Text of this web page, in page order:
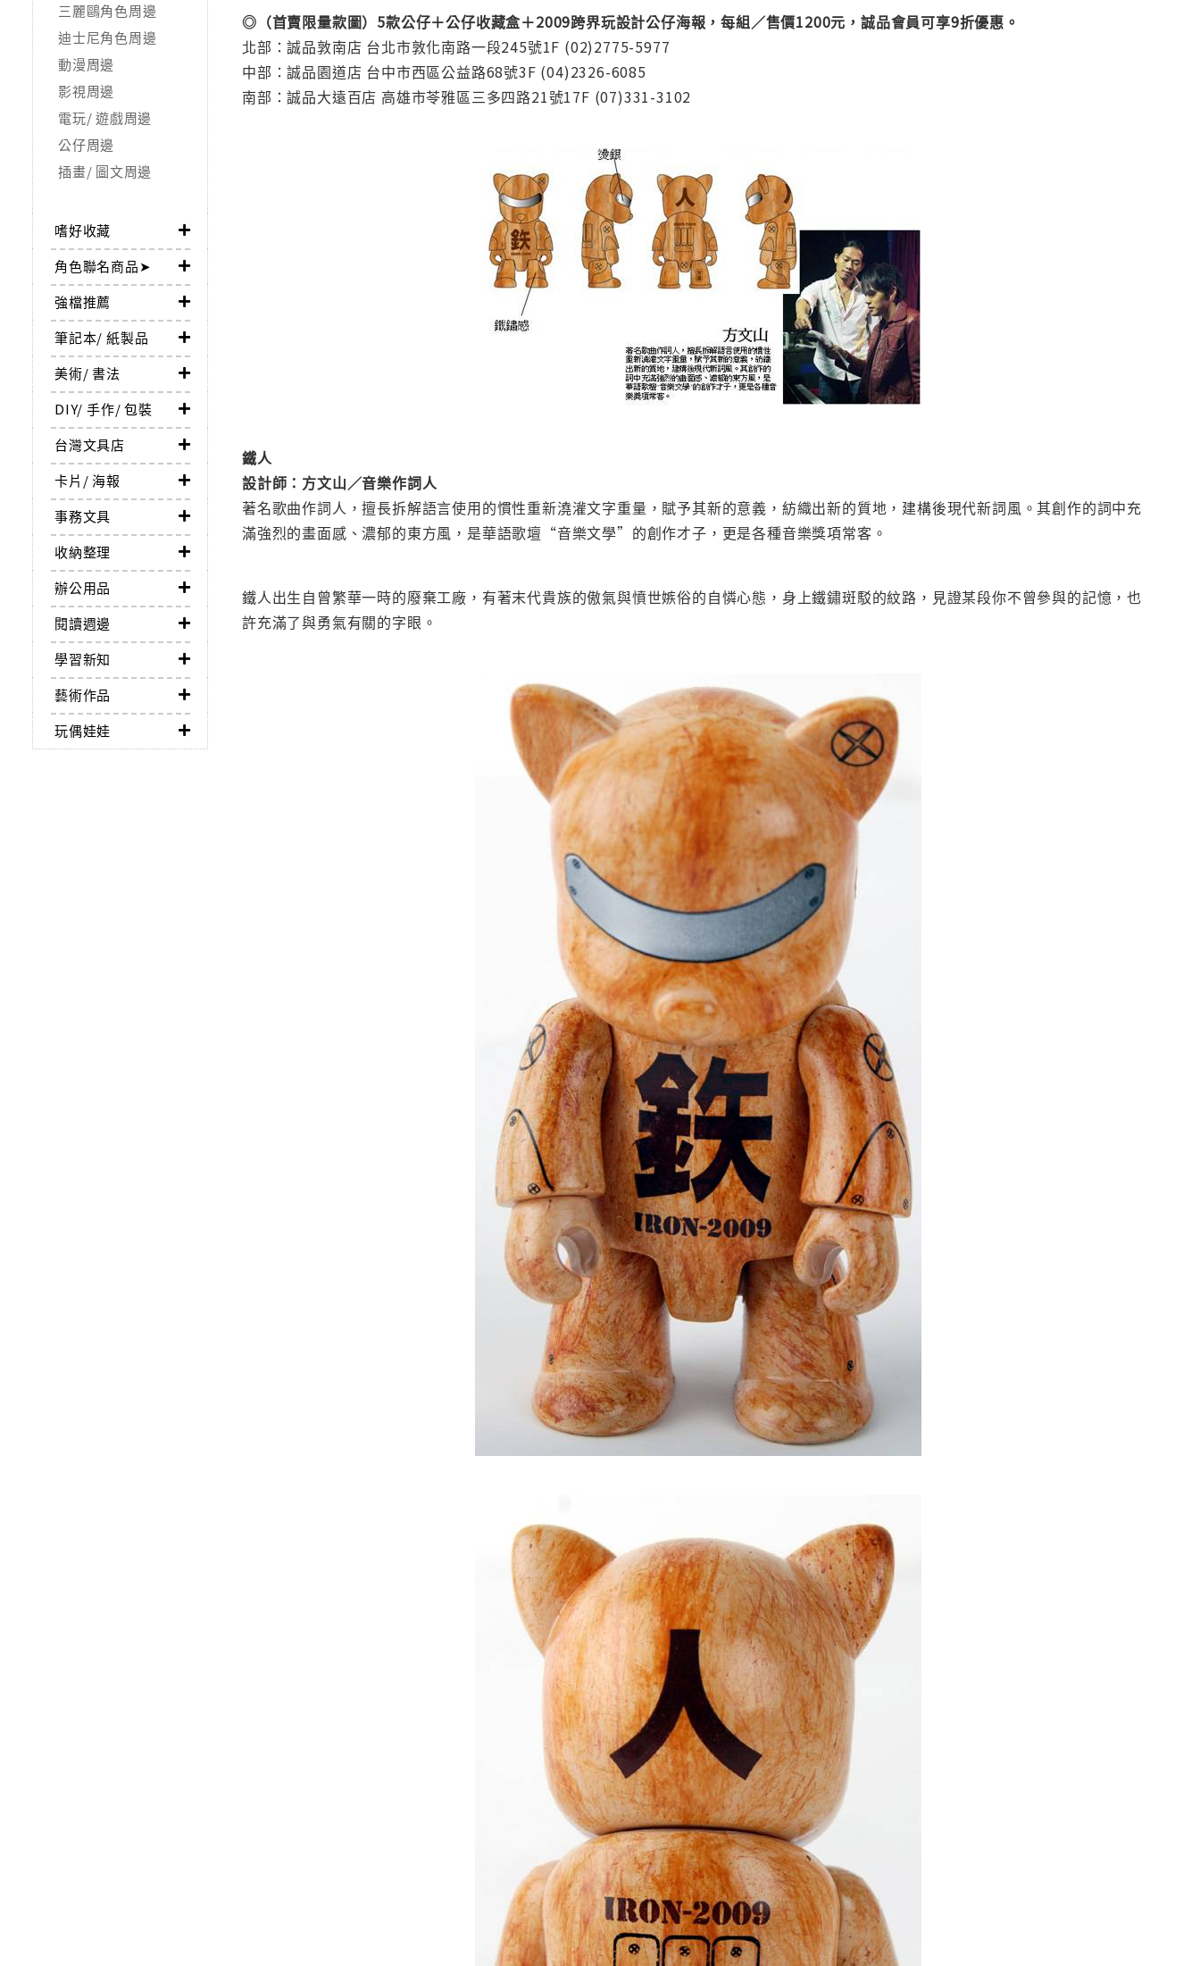
三麗鷗角色周邊
迪士尼角色周邊
動漫周邊
影視周邊
電玩/ 遊戲周邊
公仔周邊
插畫/ 圖文周邊
嗜好收藏
角色聯名商品➤
強檔推薦
筆記本/ 紙製品
美術/ 書法
DIY/ 手作/ 包裝
台灣文具店
卡片/ 海報
事務文具
收納整理
辦公用品
閱讀週邊
學習新知
藝術作品
玩偶娃娃
◎（首賣限量款圖）5款公仔＋公仔收藏盒＋2009跨界玩設計公仔海報，每組／售價1200元，誠品會員可享9折優惠。
北部：誠品敦南店 台北市敦化南路一段245號1F (02)2775-5977
中部：誠品園道店 台中市西區公益路68號3F (04)2326-6085
南部：誠品大遠百店 高雄市苓雅區三多四路21號17F (07)331-3102
鐵人
設計師：方文山／音樂作詞人
著名歌曲作詞人，擅長拆解語言使用的慣性重新澆灌文字重量，賦予其新的意義，紡織出新的質地，建構後現代新詞風。其創作的詞中充
滿強烈的畫面感、濃郁的東方風，是華語歌壇“音樂文學”的創作才子，更是各種音樂獎項常客。
鐵人出生自曾繁華一時的廢棄工廠，有著末代貴族的傲氣與憤世嫉俗的自憐心態，身上鐵鏽斑駁的紋路，見證某段你不曾參與的記憶，也
許充滿了與勇氣有關的字眼。